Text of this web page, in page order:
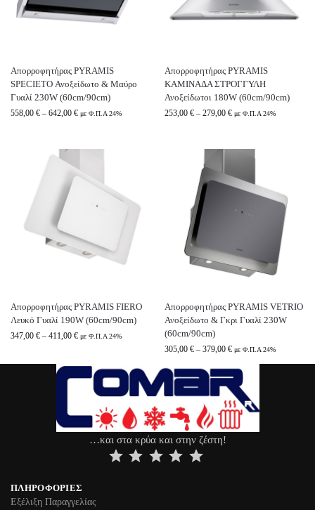
Απορροφητήρας PYRAMIS
SPECIETO Ανοξείδωτο & Μαύρο
Γυαλί 230W (60cm/90cm)
558,00 € – 642,00 € με Φ.Π.Α 24%
Απορροφητήρας PYRAMIS
ΚΑΜΙΝΑΔΑ ΣΤΡΟΓΓΥΛΗ
Ανοξείδωτοι 180W (60cm/90cm)
253,00 € – 279,00 € με Φ.Π.Α 24%
Απορροφητήρας PYRAMIS FIERO
Λευκό Γυαλί 190W (60cm/90cm)
347,00 € – 411,00 € με Φ.Π.Α 24%
Απορροφητήρας PYRAMIS VETRIO
Ανοξείδωτο & Γκρι Γυαλί 230W
(60cm/90cm)
305,00 € – 379,00 € με Φ.Π.Α 24%
…και στα κρύα και στην ζέστη!
ΠΛΗΡΟΦΟΡΊΕΣ
Εξέλιξη Παραγγελίας